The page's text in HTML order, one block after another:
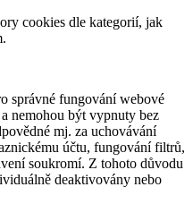
cookies dle kategorií, jak
správné fungování webové
nemohou být vypnuty bez
mj. za uchovávání
účtu, fungování filtrů,
soukromí. Z tohoto důvodu
deaktivovány nebo